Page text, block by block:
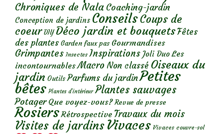
Chroniques de Nala Coaching-jardin
Conception de jardins ConseilsCoups de
coeur DIY Déco jardin et bouquetsFêtes
des plantes Garden faux pas Gourmandises
Grimpantes Insectes Inspirations Joli Duo Les
incontournables Macro Non classé Oiseaux du
jardin Outils Parfums du jardinPetites
bêtes Plantes d’intérieur Plantes sauvages
Potager Que voyez-vous? Revue de presse
Rosiers Rétrospective Travaux du mois
Visites de jardins Vivaces Vivaces couvre-sol